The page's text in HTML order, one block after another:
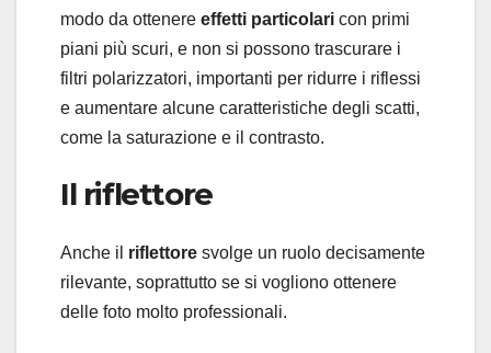
modo da ottenere effetti particolari con primi
piani più scuri, e non si possono trascurare i
filtri polarizzatori, importanti per ridurre i riflessi
e aumentare alcune caratteristiche degli scatti,
come la saturazione e il contrasto.
Il riflettore
Anche il riflettore svolge un ruolo decisamente
rilevante, soprattutto se si vogliono ottenere
delle foto molto professionali.